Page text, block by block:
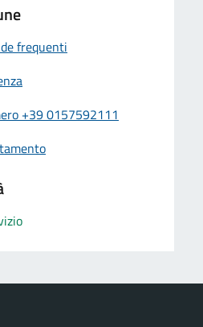
frequenti
+39 0157592111